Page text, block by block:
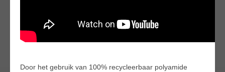
Door het gebruik van 100% recycleerbaar polyamide